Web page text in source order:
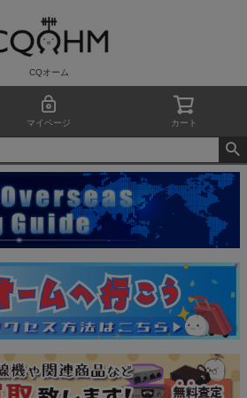
CQオーム
マイページ カート